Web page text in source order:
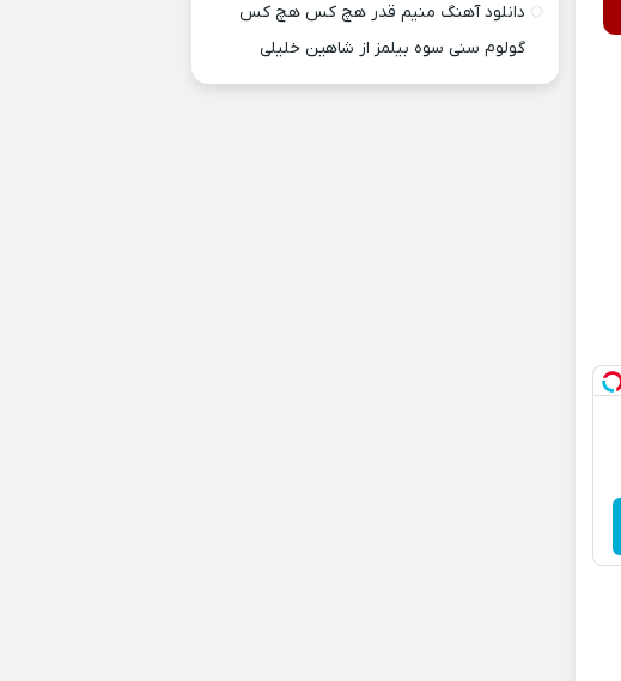
دانلود آهنگ منیم قدر هچ کس هچ کس
گولوم سنی سوه بیلمز از شاهین خلیلی